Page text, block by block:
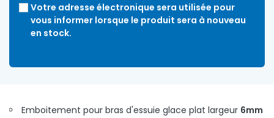
Emboitement pour bras d'essuie glace plat largeur 6mm
Votre adresse électronique sera utilisée pour
vous informer lorsque le produit sera à nouveau
en stock.